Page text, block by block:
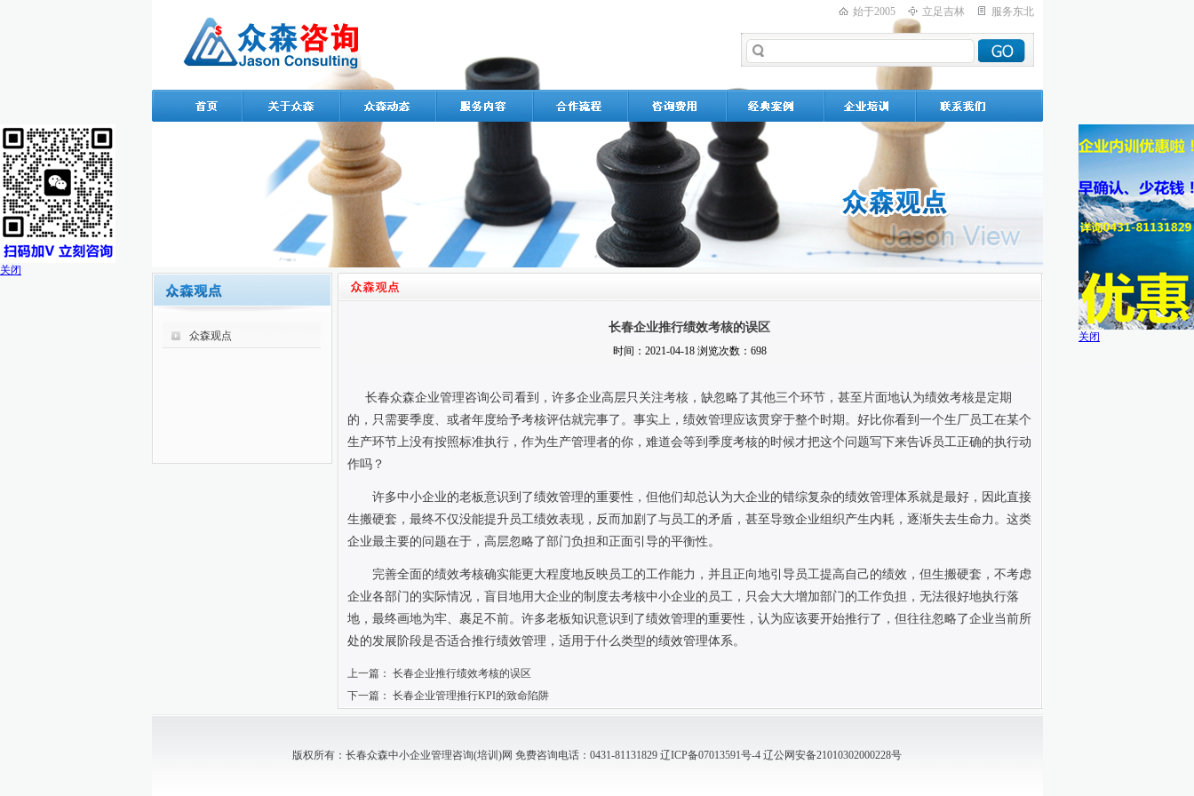
始于2005 立足吉林 服务东北
众森观点
长春企业推行绩效考核的误区
时间：2021-04-18 浏览次数：698
长春众森企业管理咨询公司看到，许多企业高层只关注考核，缺忽略了其他三个环节，甚至片面地认为绩效考核是定期
的，只需要季度、或者年度给予考核评估就完事了。事实上，绩效管理应该贯穿于整个时期。好比你看到一个生厂员工在某个
生产环节上没有按照标准执行，作为生产管理者的你，难道会等到季度考核的时候才把这个问题写下来告诉员工正确的执行动
作吗？
许多中小企业的老板意识到了绩效管理的重要性，但他们却总认为大企业的错综复杂的绩效管理体系就是最好，因此直接
生搬硬套，最终不仅没能提升员工绩效表现，反而加剧了与员工的矛盾，甚至导致企业组织产生内耗，逐渐失去生命力。这类
企业最主要的问题在于，高层忽略了部门负担和正面引导的平衡性。
完善全面的绩效考核确实能更大程度地反映员工的工作能力，并且正向地引导员工提高自己的绩效，但生搬硬套，不考虑
企业各部门的实际情况，盲目地用大企业的制度去考核中小企业的员工，只会大大增加部门的工作负担，无法很好地执行落
地，最终画地为牢、裹足不前。许多老板知识意识到了绩效管理的重要性，认为应该要开始推行了，但往往忽略了企业当前所
处的发展阶段是否适合推行绩效管理，适用于什么类型的绩效管理体系。
上一篇： 长春企业推行绩效考核的误区
下一篇： 长春企业管理推行KPI的致命陷阱
版权所有：长春众森中小企业管理咨询(培训)网 免费咨询电话：0431-81131829 辽ICP备07013591号-4 辽公网安备21010302000228号
关闭
关闭